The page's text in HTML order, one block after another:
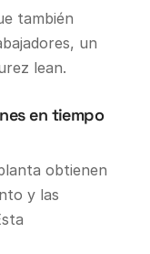
también
un
lean.
en tiempo
obtienen
y las